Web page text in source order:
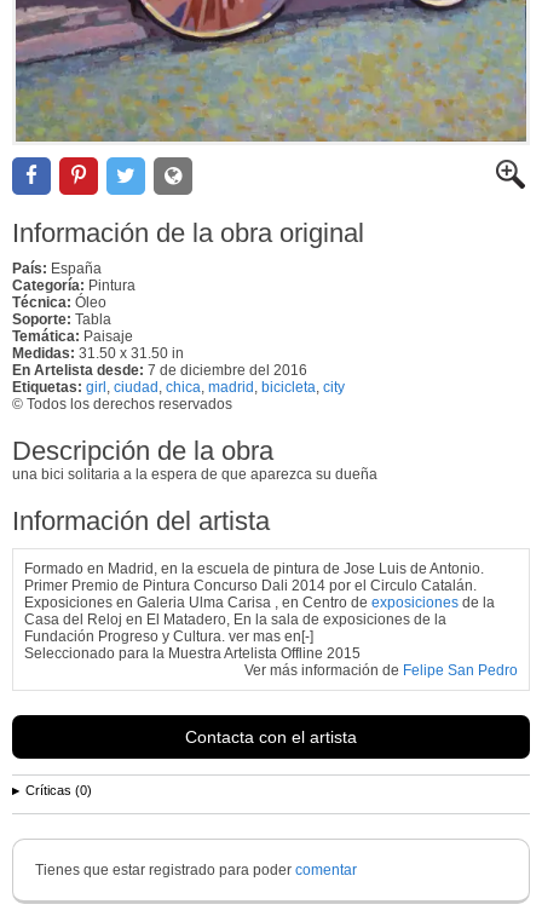
Información de la obra original
País: España
Categoría: Pintura
Técnica: Óleo
Soporte: Tabla
Temática: Paisaje
Medidas: 31.50 x 31.50 in
En Artelista desde: 7 de diciembre del 2016
Etiquetas: girl , ciudad , chica, madrid , bicicleta, city
© Todos los derechos reservados
Descripción de la obra
una bici solitaria a la espera de que aparezca su dueña
Información del artista
Formado en Madrid, en la escuela de pintura de Jose Luis de Antonio.
Primer Premio de Pintura Concurso Dali 2014 por el Circulo Catalán.
Exposiciones en Galeria Ulma Carisa , en Centro de exposiciones de la
Casa del Reloj en El Matadero, En la sala de exposiciones de la
Fundación Progreso y Cultura. ver mas en[-]
Seleccionado para la Muestra Artelista Offline 2015
Ver más información de Felipe San Pedro
Contacta con el artista
Críticas (0)
Tienes que estar registrado para poder comentar